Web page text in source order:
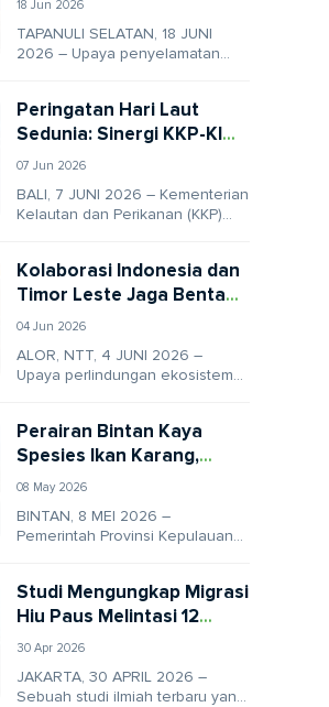
Orangutan Tapanuli
18 Jun 2026
TAPANULI SELATAN, 18 JUNI
2026 – Upaya penyelamatan
krusial melalui pendekatan...
Peringatan Hari Laut
Sedunia: Sinergi KKP-KI
Targetkan Penguatan
Sumatra hingga Papua
07 Jun 2026
BALI, 7 JUNI 2026 – Kementerian
Kelautan dan Perikanan (KKP)
menjalin kemitraan dengan
Konservasi...
Kolaborasi Indonesia dan
Timor Leste Jaga Bentang
Laut Segitiga Terumbu
04 Jun 2026
ALOR, NTT, 4 JUNI 2026 –
Upaya perlindungan ekosistem
Perairan Bintan Kaya
Spesies Ikan Karang,
BLUD Resmi Dibentuk
08 May 2026
BINTAN, 8 MEI 2026 –
Pemerintah Provinsi Kepulauan
untuk mengelola kawasan
konservasi...
Studi Mengungkap Migrasi
Hiu Paus Melintasi 12
Batas Negara dan Laut
30 Apr 2026
JAKARTA, 30 APRIL 2026 –
Sebuah studi ilmiah terbaru yang